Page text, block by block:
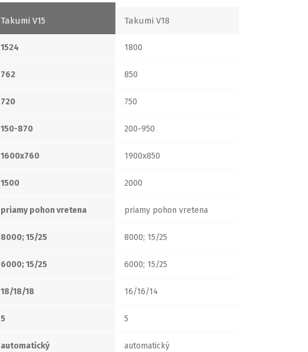
Takumi V15 Takumi V18
1524 1800
762 850
720 750
150-870 200-950
1600x760 1900x850
1500 2000
priamy pohon vretena priamy pohon vretena
8000; 15/25 8000; 15/25
6000; 15/25 6000; 15/25
18/18/18 16/16/14
5 5
automatický automatický